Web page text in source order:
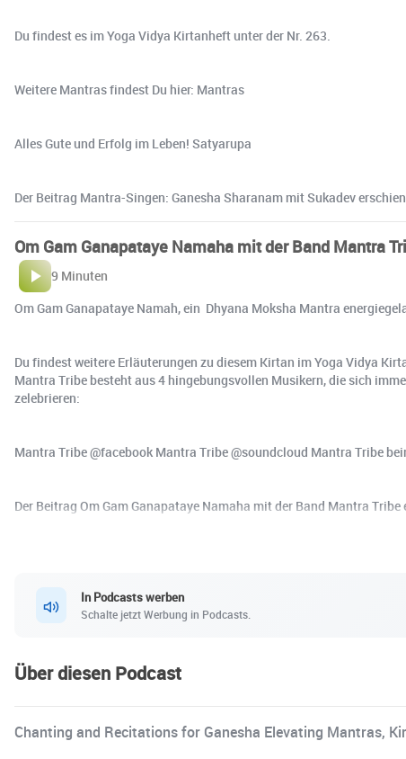
Du findest es im Yoga Vidya Kirtanheft unter der Nr. 263.
Weitere Mantras findest Du hier: Mantras
Alles Gute und Erfolg im Leben! Satyarupa
Der Beitrag Mantra-Singen: Ganesha Sharanam mit Sukadev
Om Gam Ganapataye Namaha mit der Band Mantra
9 Minuten
Om Gam Ganapataye Namah, ein Dhyana Moksha Mantra
Du findest weitere Erläuterungen zu diesem Kirtan im Yoga Vidya
Mantra Tribe besteht aus 4 hingebungsvollen Musikern, die sich
zelebrieren:
Mantra Tribe @facebook Mantra Tribe @soundcloud Mantra Tribe
Der Beitrag Om Gam Ganapataye Namaha mit der Band Mantra
In Podcasts werben
Schalte jetzt Werbung in Podcasts.
Über diesen Podcast
Chanting and Recitations for Ganesha Elevating Mantras,